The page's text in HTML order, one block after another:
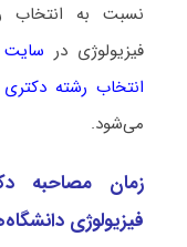
نسبت به انتخاب
فیزیولوژی در
انتخاب رشته دکتری
می‌شود.
زمان مصاحبه
فیزیولوژی